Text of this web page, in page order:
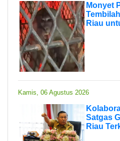
Monyet
Riau
Kamis, 06 Agustus 2026
Satgas
Riau